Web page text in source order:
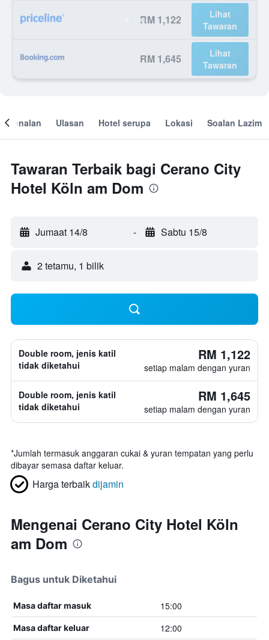
RM 1,122
Lihat
Tawaran
RM 1,645
Lihat
Tawaran
Ulasan Hotel serupa Lokasi Soalan Lazim
Tawaran Terbaik bagi Cerano City
Hotel Köln am Dom
Jumaat 14/8 - Sabtu 15/8
2 tetamu, 1 bilik
Double room, jenis katil
tidak diketahui
RM 1,122
setiap malam dengan yuran
Double room, jenis katil
tidak diketahui
RM 1,645
setiap malam dengan yuran
*Jumlah termasuk anggaran cukai & yuran tempatan yang perlu
dibayar semasa daftar keluar.
Harga terbaikdijamin
Mengenai Cerano City Hotel Köln
am Dom
Bagus untuk Diketahui
Masa daftar masuk 15:00
Masa daftar keluar 12:00